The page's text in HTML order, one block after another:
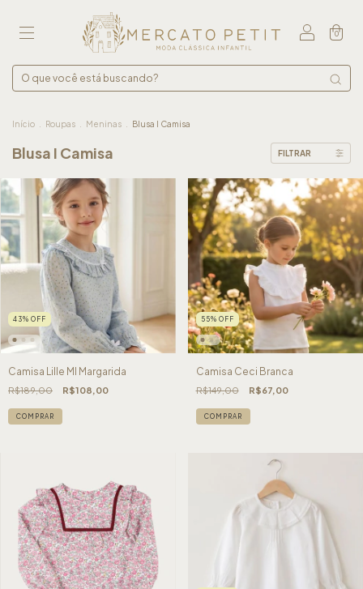
0
Início Roupas Meninas Blusa I Camisa
Blusa I Camisa FILTRAR
43% OFF
Camisa Lille Ml Margarida
R$189,00 R$108,00
COMPRAR
55% OFF
Camisa Ceci Branca
R$149,00 R$67,00
COMPRAR